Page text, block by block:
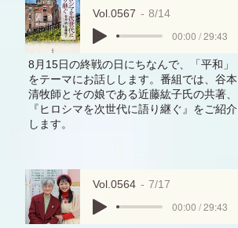
Vol.0567 8/14
00:00 / 29:43
8月15日の終戦の日にちなんで、「平和」
をテーマにお話しします。番組では、谷本
清牧師とその娘である近藤紘子氏の共著、
『ヒロシマを次世代に語り継ぐ』をご紹介
します。
Vol.0564 7/17
00:00 / 29:43